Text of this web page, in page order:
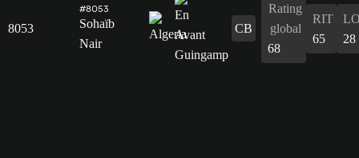
8053
#8053
Sohaïb
Nair
CB
Rating
global
68
RIT
65
28